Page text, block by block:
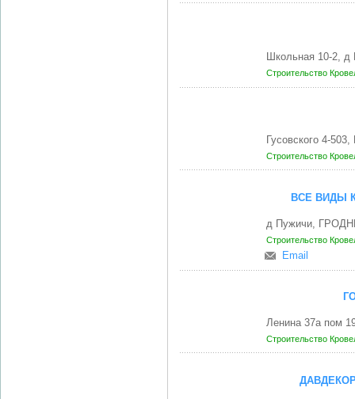
Школьная 10-2,
Строительство
Гусовского 4-
Строительство
ВСЕ ВИДЫ
д Пужичи,
Строительство
Email
Ленина 37а пом
Строительство